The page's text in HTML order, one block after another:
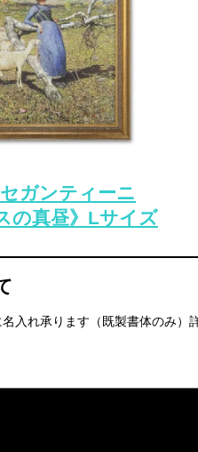
ガンティーニ
の真昼》Lサイズ
入れ承ります（既製書体のみ）